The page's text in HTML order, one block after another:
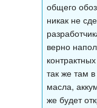
общего
никак не
верно
так же там
масла,
же будет